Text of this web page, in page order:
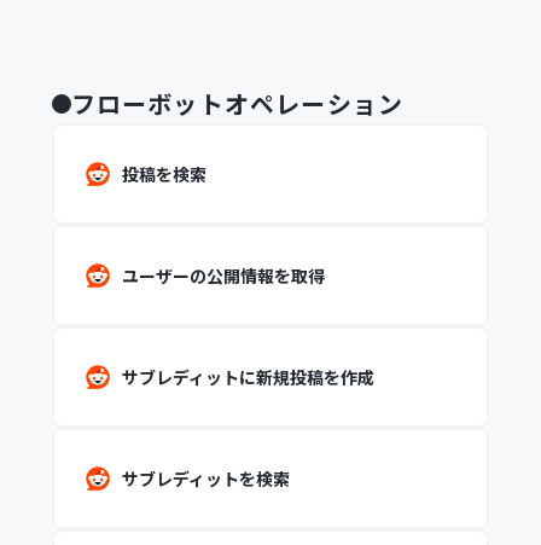
フローボットオペレーション
投稿を検索
ユーザーの公開情報を取得
サブレディットに新規投稿を作成
サブレディットを検索